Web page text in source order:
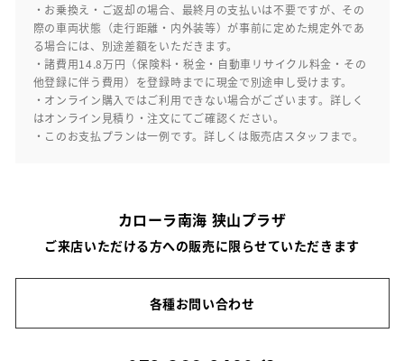
・お乗換え・ご返却の場合、最終月の支払いは不要ですが、その
際の車両状態（走行距離・内外装等）が事前に定めた規定外であ
る場合には、別途差額をいただきます。
・諸費用14.8万円（保険料・税金・自動車リサイクル料金・その
他登録に伴う費用）を登録時までに現金で別途申し受けます。
・オンライン購入ではご利用できない場合がございます。詳しく
はオンライン見積り・注文にてご確認ください。
・このお支払プランは一例です。詳しくは販売店スタッフまで。
カローラ南海 狭山プラザ
ご来店いただける方への販売に限らせていただきます
各種お問い合わせ